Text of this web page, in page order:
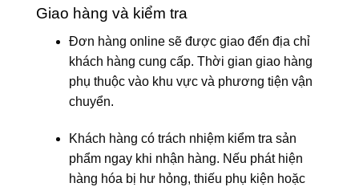
Giao hàng và kiểm tra
Đơn hàng online sẽ được giao đến địa chỉ
khách hàng cung cấp. Thời gian giao hàng
phụ thuộc vào khu vực và phương tiện vận
chuyển.
Khách hàng có trách nhiệm kiểm tra sản
phẩm ngay khi nhận hàng. Nếu phát hiện
hàng hóa bị hư hỏng, thiếu phụ kiện hoặc